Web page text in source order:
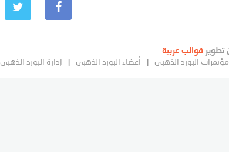
قوالب عربية
مؤتمرات البورد الذهبي أعضاء البورد الذهبي إدارة البورد الذهبي